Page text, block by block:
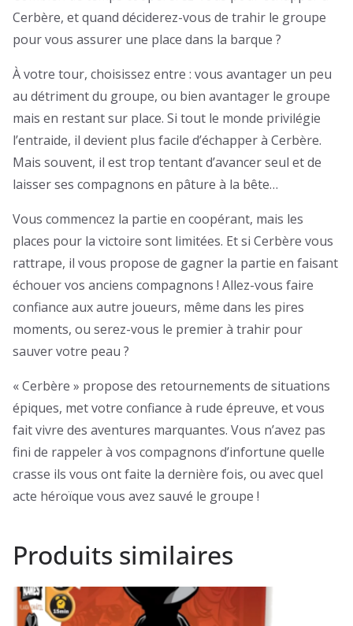
Cerbère, et quand déciderez-vous de trahir le groupe
pour vous assurer une place dans la barque ?
À votre tour, choisissez entre : vous avantager un peu
au détriment du groupe, ou bien avantager le groupe
mais en restant sur place. Si tout le monde privilégie
l’entraide, il devient plus facile d’échapper à Cerbère.
Mais souvent, il est trop tentant d’avancer seul et de
laisser ses compagnons en pâture à la bête…
Vous commencez la partie en coopérant, mais les
places pour la victoire sont limitées. Et si Cerbère vous
rattrape, il vous propose de gagner la partie en faisant
échouer vos anciens compagnons ! Allez-vous faire
confiance aux autre joueurs, même dans les pires
moments, ou serez-vous le premier à trahir pour
sauver votre peau ?
« Cerbère » propose des retournements de situations
épiques, met votre confiance à rude épreuve, et vous
fait vivre des aventures marquantes. Vous n’avez pas
fini de rappeler à vos compagnons d’infortune quelle
crasse ils vous ont faite la dernière fois, ou avec quel
acte héroïque vous avez sauvé le groupe !
Produits similaires